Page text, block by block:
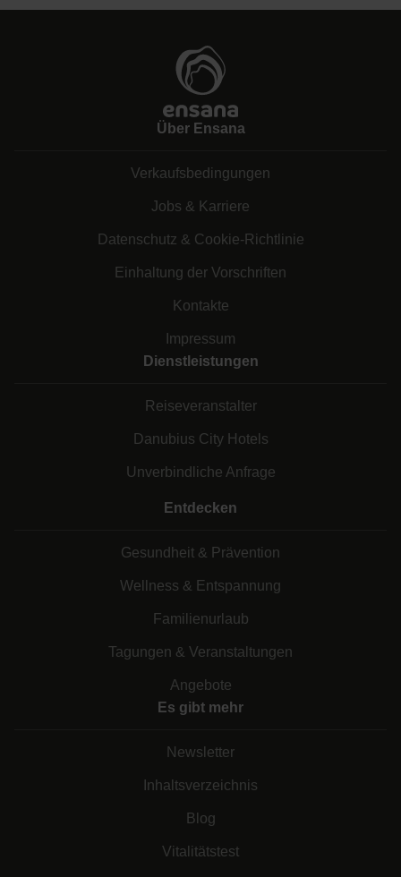
Über Ensana
Verkaufsbedingungen
Jobs & Karriere
Datenschutz & Cookie-Richtlinie
Einhaltung der Vorschriften
Kontakte
Impressum
Dienstleistungen
Reiseveranstalter
Danubius City Hotels
Unverbindliche Anfrage
Entdecken
Gesundheit & Prävention
Wellness & Entspannung
Familienurlaub
Tagungen & Veranstaltungen
Angebote
Es gibt mehr
Newsletter
Inhaltsverzeichnis
Blog
Vitalitätstest